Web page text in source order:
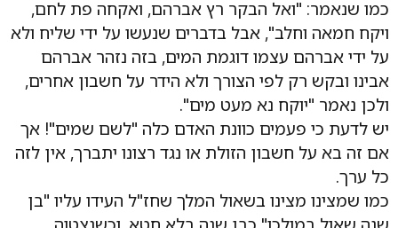
כמו שנאמר: "ואל הבקר רץ אברהם, ואקחה פת לחם,
ויקח חמאה וחלב", אבל בדברים שנעשו על ידי שליח ולא
על ידי אברהם עצמו דוגמת המים, בזה נזהר אברהם
אבינו ובקש רק לפי הצורך ולא הידר על חשבון אחרים,
ולכן נאמר "יוקח נא מעט מים".
יש לדעת כי פעמים כוונת האדם כלה "לשם שמים"! אך
אם זה בא על חשבון הזולת או נגד רצונו יתברך, אין לזה
כל ערך.
כמו שמצינו מצינו בשאול המלך שחז"ל העידו עליו "בן